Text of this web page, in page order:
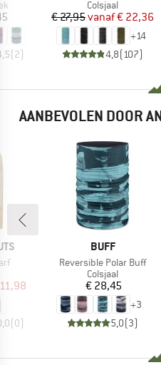
(2)
Productgroep
Colsjaal
Prijs
€ 27,95 Verlaagde
vanaf€ 22,36
+14
4,8(107)
AANBEVOLEN DOOR
prijs
(0)
MERK
BUFF
Artikel
Reversible Polar Buff
Productgroep
Colsjaal
Prijs
€ 28,45
+3
5,0(3)